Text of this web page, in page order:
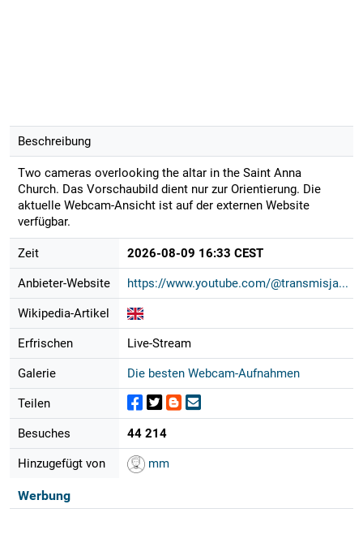
Beschreibung
Two cameras overlooking the altar in the Saint Anna
Church. Das Vorschaubild dient nur zur Orientierung. Die
aktuelle Webcam-Ansicht ist auf der externen Website
verfügbar.
Zeit 2026-08-09 16:33 CEST
Anbieter-Website https://www.youtube.com/@transmisja...
Wikipedia-Artikel
Erfrischen Live-Stream
Galerie Die besten Webcam-Aufnahmen
Teilen
Besuches 44 214
Hinzugefügt von mm
Werbung